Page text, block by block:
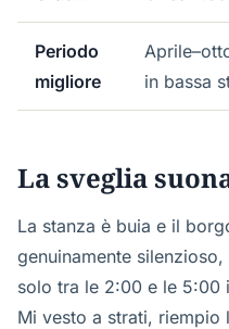
Periodo
migliore
in bassa
La sveglia
La stanza è buia e il
genuinamente
solo tra le 2:00 e le 5:00
Mi vesto a strati,